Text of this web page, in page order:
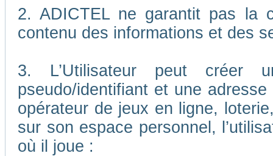
2. ADICTEL ne garantit pas la
contenu des informations et des
3. L’Utilisateur peut créer
pseudo/identifiant et une
opérateur de jeux en ligne,
sur son espace personnel,
où il joue :